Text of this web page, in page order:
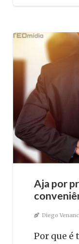
Aja por
Diego
Por que